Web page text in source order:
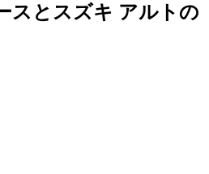
スとスズキ アルトの